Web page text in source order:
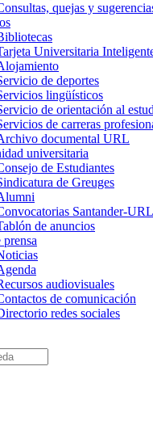
quejas y
Universitaria
de deportes
lingüísticos
de orientación al
de carreras
documental URL
universitaria
de Estudiantes
de Greuges
Santander-URL
de anuncios
prensa
audiovisuales
de comunicación
redes sociales